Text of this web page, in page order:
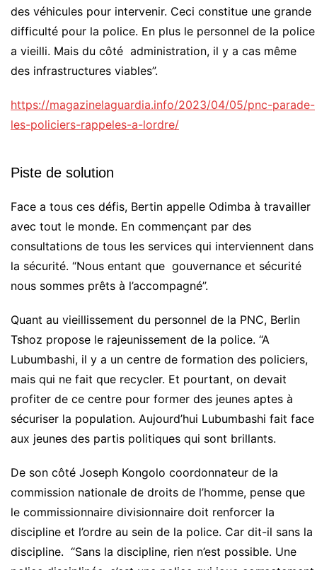
des véhicules pour intervenir. Ceci constitue une grande
difficulté pour la police. En plus le personnel de la police
a vieilli. Mais du côté administration, il y a cas même
des infrastructures viables”.
https://magazinelaguardia.info/2023/04/05/pnc-parade-
les-policiers-rappeles-a-lordre/
Piste de solution
Face a tous ces défis, Bertin appelle Odimba à travailler
avec tout le monde. En commençant par des
consultations de tous les services qui interviennent dans
la sécurité. “Nous entant que gouvernance et sécurité
nous sommes prêts à l’accompagné”.
Quant au vieillissement du personnel de la PNC, Berlin
Tshoz propose le rajeunissement de la police. “A
Lubumbashi, il y a un centre de formation des policiers,
mais qui ne fait que recycler. Et pourtant, on devait
profiter de ce centre pour former des jeunes aptes à
sécuriser la population. Aujourd’hui Lubumbashi fait face
aux jeunes des partis politiques qui sont brillants.
De son côté Joseph Kongolo coordonnateur de la
commission nationale de droits de l’homme, pense que
le commissionnaire divisionnaire doit renforcer la
discipline et l’ordre au sein de la police. Car dit-il sans la
discipline. “Sans la discipline, rien n’est possible. Une